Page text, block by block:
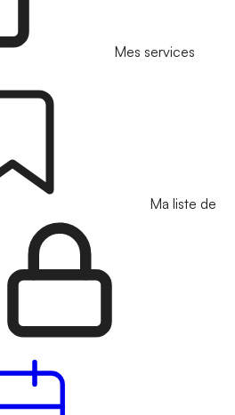
Mes services
Ma liste de